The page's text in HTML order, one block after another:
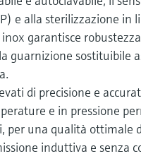
e alla sterilizzazione in
inox garantisce
guarnizione sostituibile
di precisione e
e in pressione
per una qualità ottimale
induttiva e senza